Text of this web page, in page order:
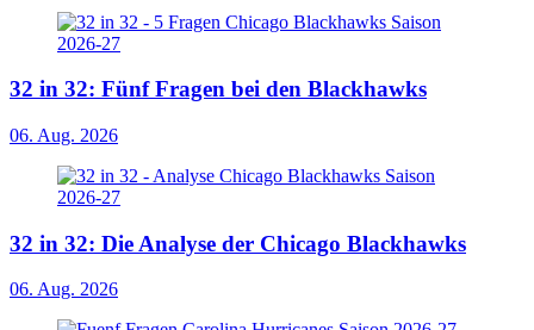
32 in 32: Fünf Fragen bei den Blackhawks
06. Aug. 2026
32 in 32: Die Analyse der Chicago Blackhawks
06. Aug. 2026